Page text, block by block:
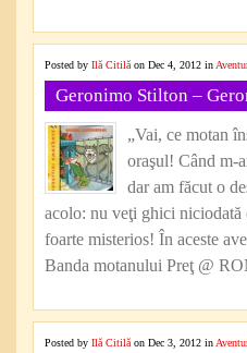
Posted by Ilă Citilă on Dec 4, 2012 in
Geronimo Stilton –
„Vai, ce motan
oraşul! Când m-
dar am făcut o
acolo: nu veţi ghici
foarte misterios! În aceste
Banda motanului Preţ @
Posted by Ilă Citilă on Dec 3, 2012 in